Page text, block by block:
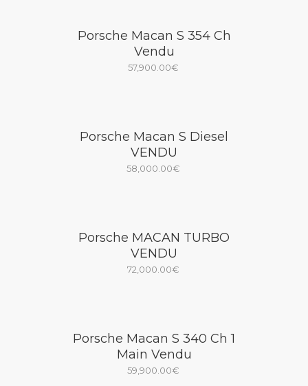
Porsche Macan S 354 Ch
Vendu
57,900.00€
Porsche Macan S Diesel
VENDU
58,000.00€
Porsche MACAN TURBO
VENDU
72,000.00€
Porsche Macan S 340 Ch 1
Main Vendu
59,900.00€